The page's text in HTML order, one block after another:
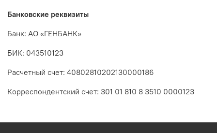
Банковские реквизиты
Банк: АО «ГЕНБАНК»
БИК: 043510123
Расчетный счет: 40802810202130000186
Корреспондентский счет: 301 01 810 8 3510 0000123